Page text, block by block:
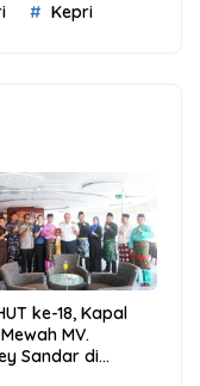
Kepri
ke-18, Kapal
MV.
Sandar di